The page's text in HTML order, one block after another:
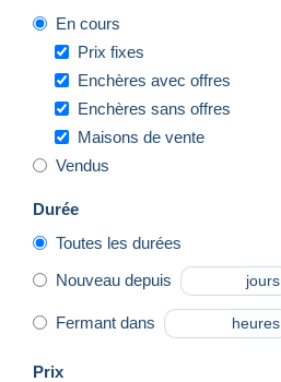
En cours
Prix fixes
Enchères avec offres
Enchères sans offres
Maisons de vente
Vendus
Durée
Toutes les durées
Nouveau depuis jours
Fermant dans heures
Prix